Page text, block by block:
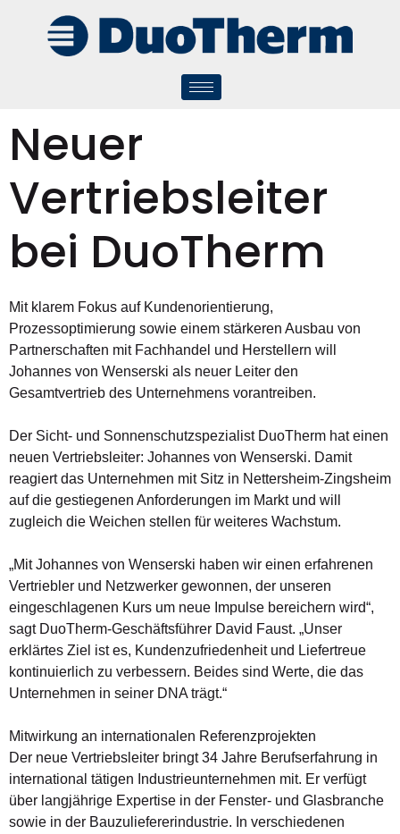
Neuer
Vertriebsleiter
bei DuoTherm
Mit klarem Fokus auf Kundenorientierung,
Prozessoptimierung sowie einem stärkeren Ausbau von
Partnerschaften mit Fachhandel und Herstellern will
Johannes von Wenserski als neuer Leiter den
Gesamtvertrieb des Unternehmens vorantreiben.
Der Sicht- und Sonnenschutzspezialist DuoTherm hat einen
neuen Vertriebsleiter: Johannes von Wenserski. Damit
reagiert das Unternehmen mit Sitz in Nettersheim-Zingsheim
auf die gestiegenen Anforderungen im Markt und will
zugleich die Weichen stellen für weiteres Wachstum.
„Mit Johannes von Wenserski haben wir einen erfahrenen
Vertriebler und Netzwerker gewonnen, der unseren
eingeschlagenen Kurs um neue Impulse bereichern wird“,
sagt DuoTherm-Geschäftsführer David Faust. „Unser
erklärtes Ziel ist es, Kundenzufriedenheit und Liefertreue
kontinuierlich zu verbessern. Beides sind Werte, die das
Unternehmen in seiner DNA trägt.“
Mitwirkung an internationalen Referenzprojekten
Der neue Vertriebsleiter bringt 34 Jahre Berufserfahrung in
international tätigen Industrieunternehmen mit. Er verfügt
über langjährige Expertise in der Fenster- und Glasbranche
sowie in der Bauzuliefererindustrie. In verschiedenen